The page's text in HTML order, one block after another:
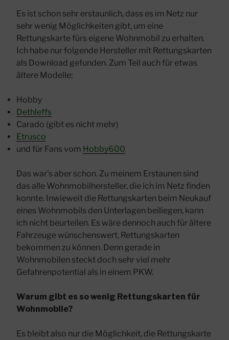
Es ist schon sehr erstaunlich, dass es im Netz nur
sehr wenig Möglichkeiten gibt, um eine
Rettungskarte fürs eigene Wohnmobil zu erhalten.
Ich habe nur folgende Hersteller mit Rettungskarten
als Download gefunden. Zum Teil auch für etwas
ältere Modelle:
Hobby
Dethleffs
Carado (gibt es nicht mehr)
Etrusco
und für Fans vom Hobby600
Das war’s aber schon. Zu meinem Erstaunen sind
das alle Wohnmobilhersteller, die ich im Netz finden
konnte. Inwieweit die Rettungskarten beim Neukauf
eines Wohnmobils den Unterlagen beiliegen, kann
ich nicht beurteilen. Es wäre dennoch auch für ältere
Fahrzeuge wünschenswert, Rettungskarten
bekommen zu können. Denn gerade in
Wohnmobilen steckt doch sehr viel mehr
Gefahrenpotential als in einem PKW.
Warum gibt es so wenig Rettungskarten für
Wohnmobile?
Es bleibt also nur die Möglichkeit, die Rettungskarte